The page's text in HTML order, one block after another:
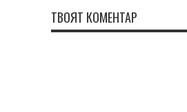
ТВОЯТ КОМЕНТАР